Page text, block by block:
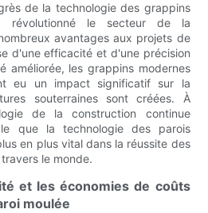
de la technologie des grappins
révolutionné le secteur de la
avantages aux projets de
d'une efficacité et d'une précision
améliorée, les grappins modernes
eu un impact significatif sur la
souterraines sont créées. À
de la construction continue
que la technologie des parois
en plus vital dans la réussite des
le monde.
et les économies de coûts
moulée